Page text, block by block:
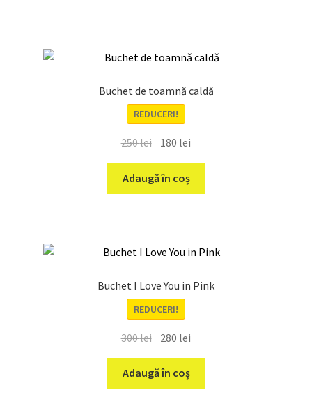
Buchet de toamnă caldă
REDUCERI!
250lei Prețul
inițial
a
fost:
180 lei
curent
180 lei.
Adaugă în coș
Buchet I Love You in Pink
REDUCERI!
300lei Prețul
a
fost:
280 lei
280 lei.
Adaugă în coș